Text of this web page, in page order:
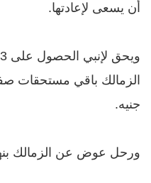
أن يسعى لإعادتها.
جنيه.
ورحل عوض عن الزمالك